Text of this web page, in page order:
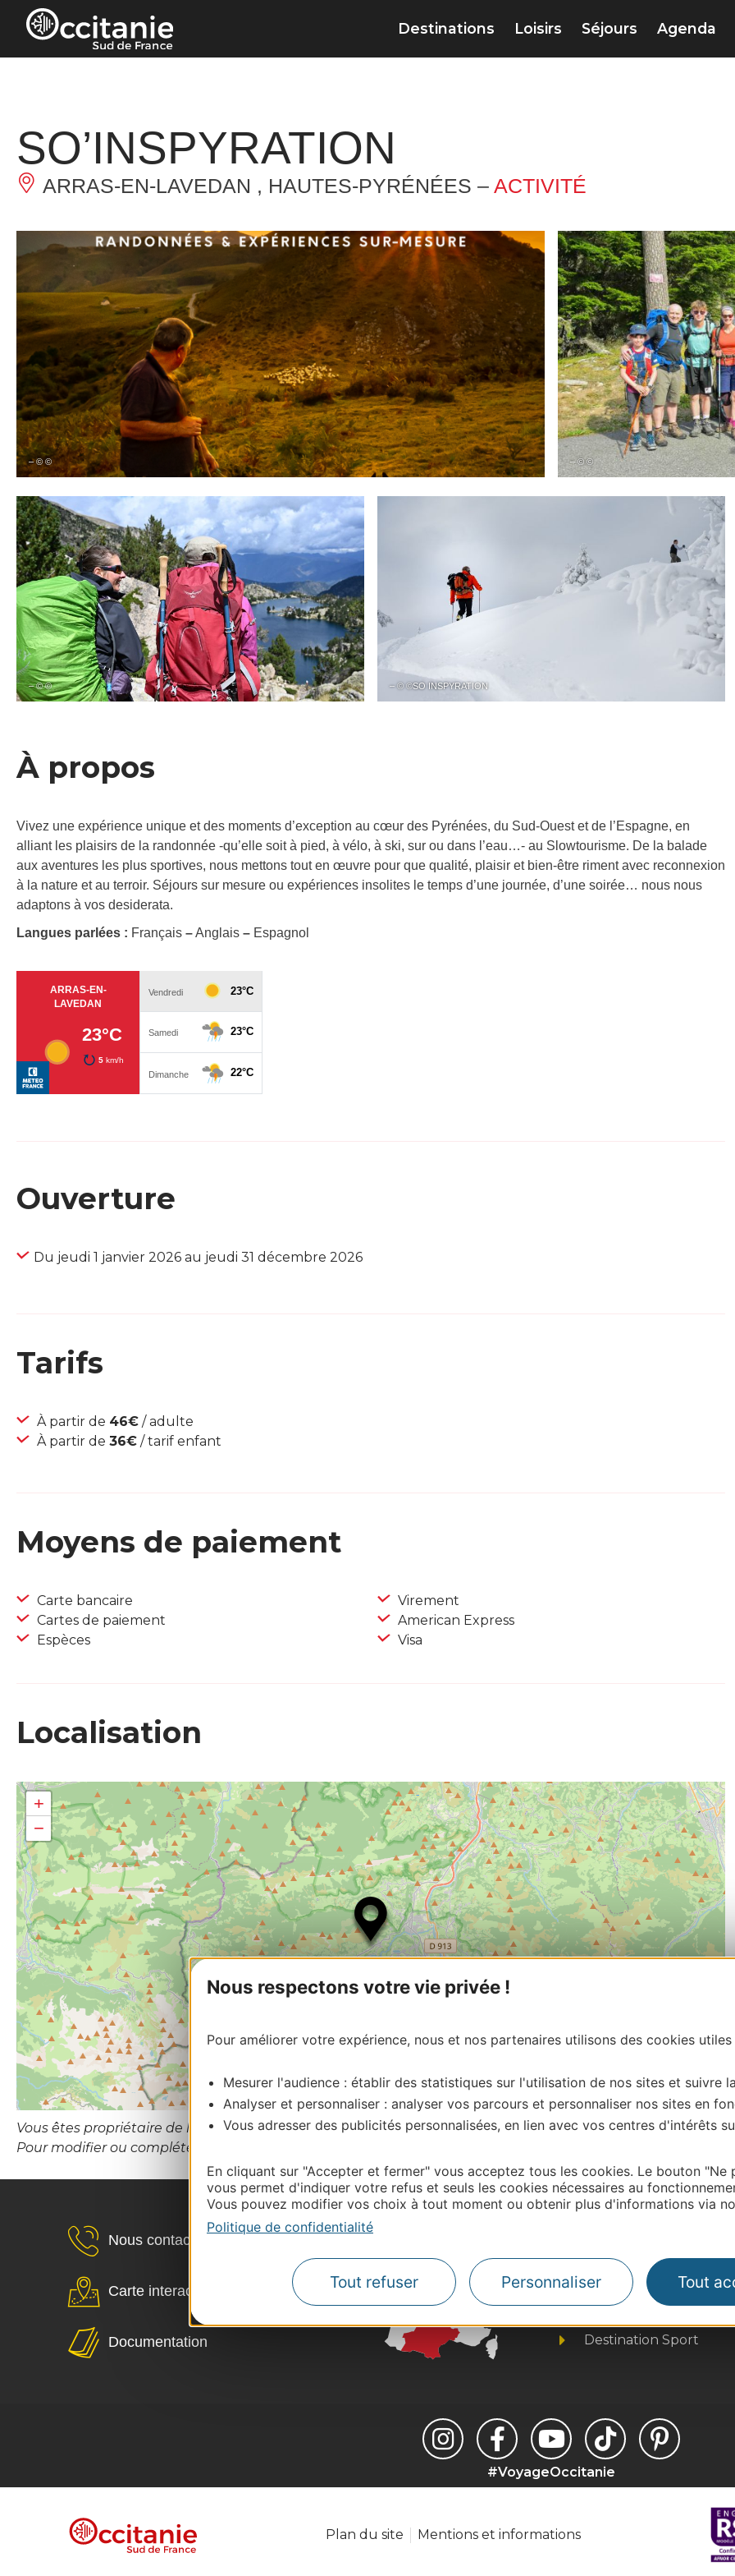
Panneau de gestion des cookies
Nous respectons votre vie privée !
Pour améliorer votre expérience, nous et nos partenaires utilisons des cookies utiles
Mesurer l'audience : établir des statistiques sur l'utilisation de nos sites et suivre
Analyser et personnaliser : analyser vos parcours et personnaliser nos sites en
Vous adresser des publicités personnalisées, en lien avec vos centres d'intérêts
En cliquant sur "Accepter et fermer" vous acceptez tous les cookies. Le bouton "Ne
vous permet d'indiquer votre refus et seuls les cookies nécessaires au
Vous pouvez modifier vos choix à tout moment ou obtenir plus d'informations via
Politique de confidentialité
Tout refuser Personnaliser Tout
Destinations Loisirs Séjours Agenda
SO’INSPYRATION
ARRAS-EN-LAVEDAN , HAUTES-PYRÉNÉES – ACTIVITÉ
– © © – © ©
– © © – © ©SO INSPYRATION
À propos
Vivez une expérience unique et des moments d’exception au cœur des Pyrénées, du Sud-Ouest et de l’Espagne, en
alliant les plaisirs de la randonnée -qu’elle soit à pied, à vélo, à ski, sur ou dans l’eau…- au Slowtourisme. De la balade
aux aventures les plus sportives, nous mettons tout en œuvre pour que qualité, plaisir et bien-être riment avec reconnexion
à la nature et au terroir. Séjours sur mesure ou expériences insolites le temps d’une journée, d’une soirée… nous nous
adaptons à vos desiderata.
Langues parlées : Français –Anglais – Espagnol
Ouverture
Du jeudi 1 janvier 2026 au jeudi 31 décembre 2026
Tarifs
À partir de 46€ / adulte
À partir de 36€ / tarif enfant
Moyens de paiement
Carte bancaire
Cartes de paiement
Espèces
Virement
American Express
Visa
Localisation
+
−
Leaflet| Map data © OpenStreetMap contributors
Vous êtes propriétaire de l’établissement ou le gestionnaire de cette activité?
Pour modifier ou compléter cette fiche, merci de contacter Hautes Pyrénées Tourisme Environnement
Nous contacter
Carte interactive
Documentation
Pros d'Occitanie
Site presse et
Destination Sport
#VoyageOccitanie
Plan du site Mentions et informations